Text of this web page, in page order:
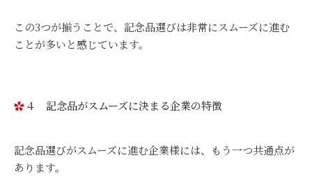
この3つが揃うことで、記念品選びは非常にスムーズに進む
ことが多いと感じています。
４ 記念品がスムーズに決まる企業の特徴
記念品選びがスムーズに進む企業様には、もう一つ共通点が
あります。